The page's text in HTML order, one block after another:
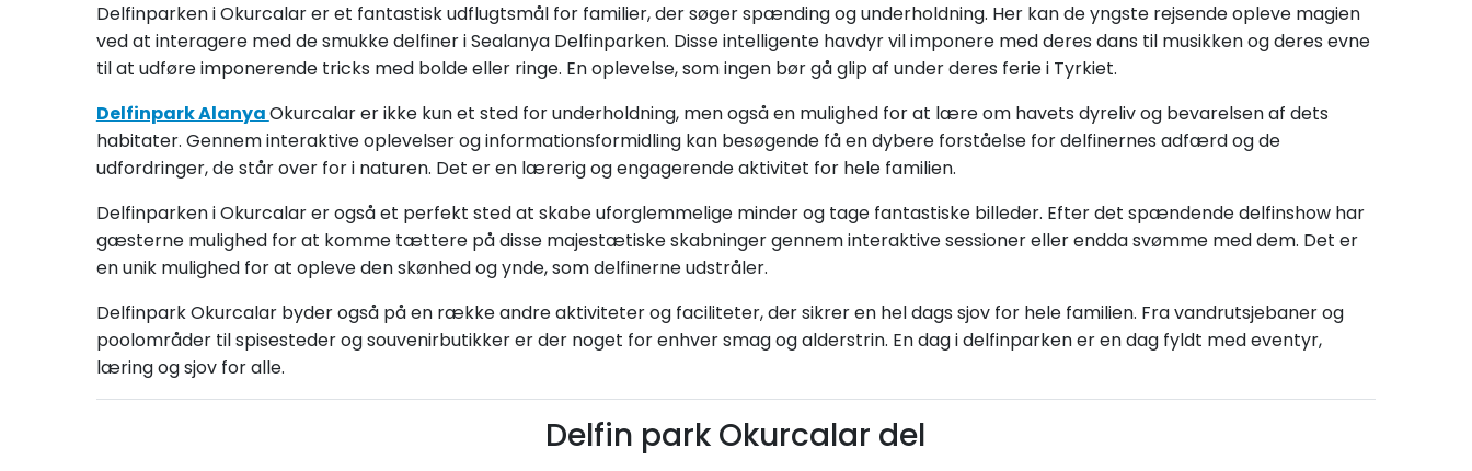
Delfinparken i Okurcalar er et fantastisk udflugtsmål for familier, der søger spænding og underholdning. Her kan de yngste rejsende opleve magien
ved at interagere med de smukke delfiner i Sealanya Delfinparken. Disse intelligente havdyr vil imponere med deres dans til musikken og deres evne
til at udføre imponerende tricks med bolde eller ringe. En oplevelse, som ingen bør gå glip af under deres ferie i Tyrkiet.
Delfinpark AlanyaOkurcalar er ikke kun et sted for underholdning, men også en mulighed for at lære om havets dyreliv og bevarelsen af dets
habitater. Gennem interaktive oplevelser og informationsformidling kan besøgende få en dybere forståelse for delfinernes adfærd og de
udfordringer, de står over for i naturen. Det er en lærerig og engagerende aktivitet for hele familien.
Delfinparken i Okurcalar er også et perfekt sted at skabe uforglemmelige minder og tage fantastiske billeder. Efter det spændende delfinshow har
gæsterne mulighed for at komme tættere på disse majestætiske skabninger gennem interaktive sessioner eller endda svømme med dem. Det er
en unik mulighed for at opleve den skønhed og ynde, som delfinerne udstråler.
Delfinpark Okurcalar byder også på en række andre aktiviteter og faciliteter, der sikrer en hel dags sjov for hele familien. Fra vandrutsjebaner og
poolområder til spisesteder og souvenirbutikker er der noget for enhver smag og alderstrin. En dag i delfinparken er en dag fyldt med eventyr,
læring og sjov for alle.
Delfin park Okurcalar del